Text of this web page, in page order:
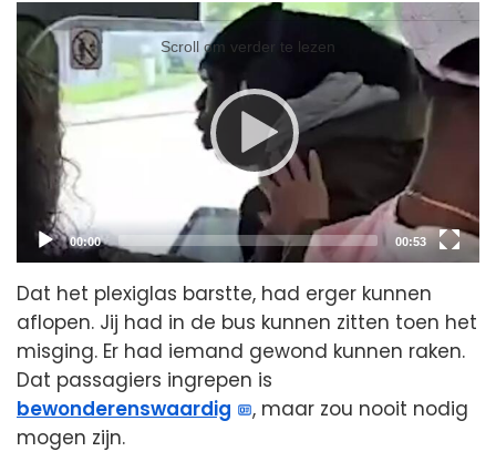
Video
Player
Scroll om verder te lezen
Current
time
00:00
Total
duration
00:53
Dat het plexiglas barstte, had erger kunnen
aflopen. Jij had in de bus kunnen zitten toen het
misging. Er had iemand gewond kunnen raken.
Dat passagiers ingrepen is
bewonderenswaardig
, maar zou nooit nodig
mogen zijn.